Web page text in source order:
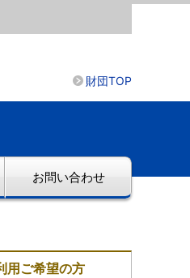
財団TOP
お問い合わせ
用ご希望の方